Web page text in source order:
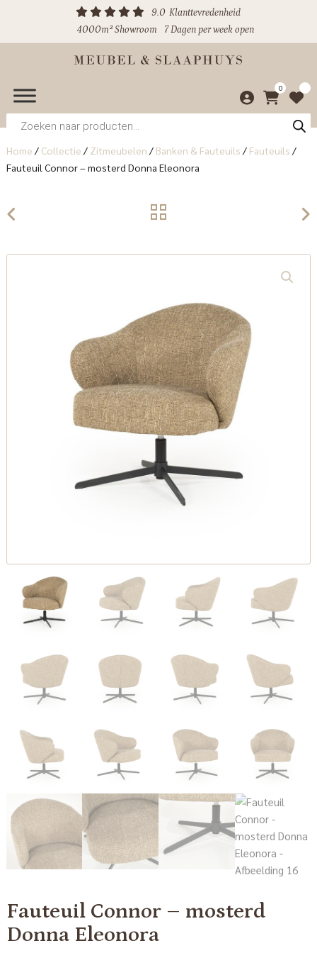
9.0 Klanttevredenheid
4000m² Showroom
7 Dagen per week open
0
Producten
zoeken
Home / Collectie / Zitmeubelen / Banken & Fauteuils / Fauteuils /
Fauteuil Connor – mosterd Donna Eleonora
Fauteuil Connor – mosterd
Donna Eleonora